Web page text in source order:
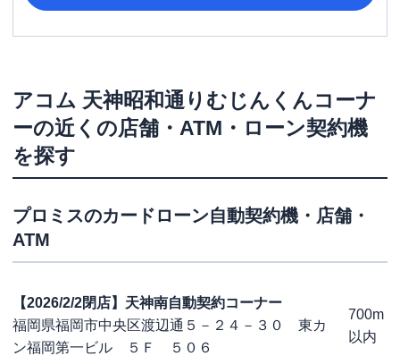
アコム 天神昭和通りむじんくんコーナ
ーの近くの店舗・ATM・ローン契約機
を探す
プロミスのカードローン自動契約機・店舗・
ATM
【2026/2/2閉店】天神南自動契約コーナー
福岡県福岡市中央区渡辺通５－２４－３０ 東カ
ン福岡第一ビル ５Ｆ ５０６
700m
以内